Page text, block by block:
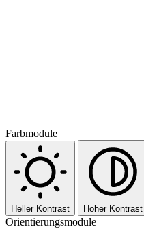
Farbmodule
Heller Kontrast Hoher Kontrast
Orientierungsmodule